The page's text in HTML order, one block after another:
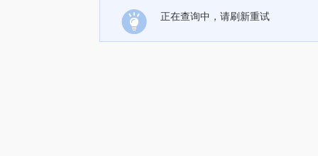
正在查询中，请刷新重试